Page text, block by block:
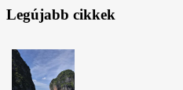
Legújabb cikkek